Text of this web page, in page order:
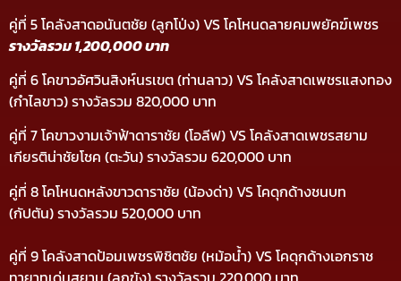
คู่ที่ 5 โคลังสาดอนันตชัย (ลูกโป่ง) VS โคโหนดลายคมพยัคฆ์เพชร
รางวัลรวม 1,200,000 บาท
คู่ที่ 6 โคขาวอัศวินสิงห์นรเขต (ท่านลาว) VS โคลังสาดเพชรแสงทอง
(กำไลขาว) รางวัลรวม 820,000 บาท
คู่ที่ 7 โคขาวงามเจ้าฟ้าดาราชัย (โอลีฟ) VS โคลังสาดเพชรสยาม
เกียรติน่าชัยโชค (ตะวัน) รางวัลรวม 620,000 บาท
คู่ที่ 8 โคโหนดหลังขาวดาราชัย (น้องด่า) VS โคดุกด้างชนบท
(กัปตัน) รางวัลรวม 520,000 บาท
คู่ที่ 9 โคลังสาดป้อมเพชรพิชิตชัย (หม้อน้ำ) VS โคดุกด้างเอกราช